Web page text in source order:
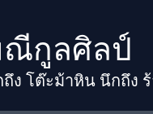
กูลศิลป์
ง โต๊ะม้าหิน นึกถึง